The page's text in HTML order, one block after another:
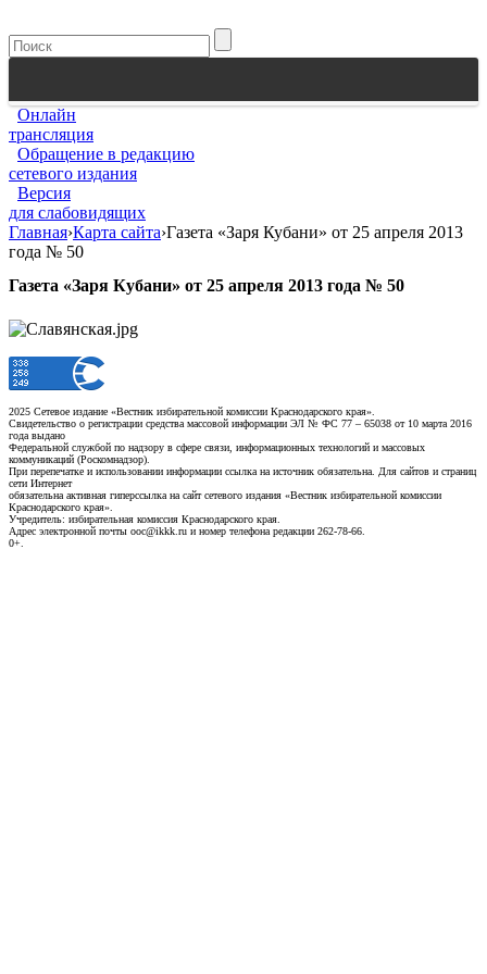
Онлайн
трансляция
Обращение в редакцию
сетевого издания
Версия
для слабовидящих
Главная›Карта сайта›Газета «Заря Кубани» от 25 апреля 2013
года № 50
Газета «Заря Кубани» от 25 апреля 2013 года № 50
2025 Сетевое издание «Вестник избирательной комиссии Краснодарского края».
Свидетельство о регистрации средства массовой информации ЭЛ № ФС 77 – 65038 от 10 марта 2016
года выдано
Федеральной службой по надзору в сфере связи, информационных технологий и массовых
коммуникаций (Роскомнадзор).
При перепечатке и использовании информации ссылка на источник обязательна. Для сайтов и страниц
сети Интернет
обязательна активная гиперссылка на сайт сетевого издания «Вестник избирательной комиссии
Краснодарского края».
Учредитель: избирательная комиссия Краснодарского края.
Адрес электронной почты ooc@ikkk.ru и номер телефона редакции 262-78-66.
0+.